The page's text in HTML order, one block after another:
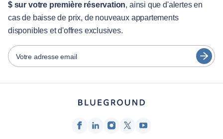
Guides des villes
Partenaires
Opérateurs de location de meubles
Propriétaires
Partenaires de franchise
Português
Español
Français
Türkçe
$ sur votre première réservation, ainsi que d'alertes en
cas de baisse de prix, de nouveaux appartements
disponibles et d'offres exclusives.
Votre adresse email